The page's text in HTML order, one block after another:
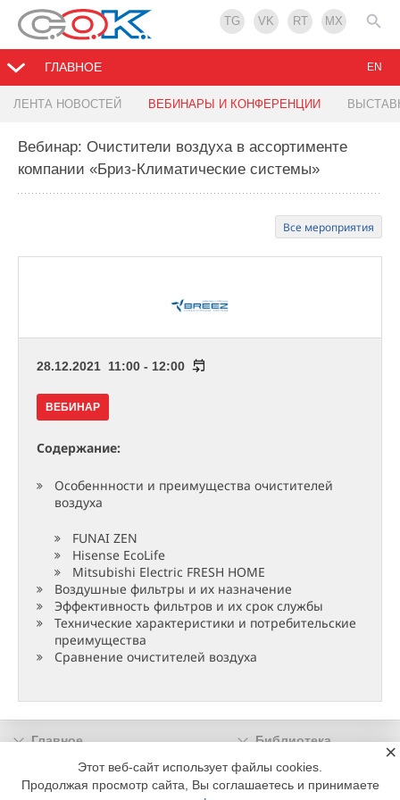
TG VK RT MX
ГЛАВНОЕ
ЛЕНТА НОВОСТЕЙ ВЕБИНАРЫ И КОНФЕРЕНЦИИ
EN
Вебинар: Очистители воздуха в ассортименте
компании «Бриз-Климатические системы»
Все мероприятия
28.12.2021 11:00 - 12:00
ВЕБИНАР
Содержание:
Особеннности и преимущества очистителей
воздуха
FUNAI ZEN
Hisense EcoLife
Mitsubishi Electric FRESH HOME
Воздушные фильтры и их назначение
Эффективность фильтров и их срок службы
Технические характеристики и потребительские
преимущества
Сравнение очистителей воздуха
Главное
Библиотека
Подписка
Реклама
Информация
Этот веб-сайт использует файлы cookies.
Продолжая просмотр сайта, Вы соглашаетесь и принимаете
×